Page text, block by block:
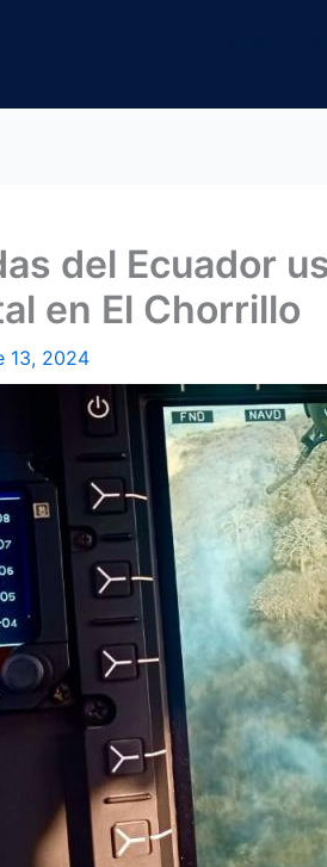
del Ecuador
en El Chorrillo
13, 2024